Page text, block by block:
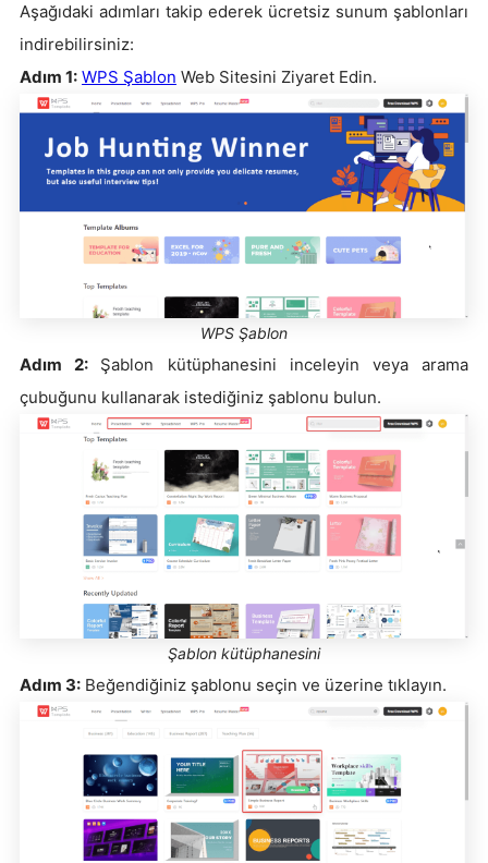
Aşağıdaki adımları takip ederek ücretsiz sunum şablonları
indirebilirsiniz:
Adım 1: WPS Şablon Web Sitesini Ziyaret Edin.
WPS Şablon
Adım 2: Şablon kütüphanesini inceleyin veya arama
çubuğunu kullanarak istediğiniz şablonu bulun.
Şablon kütüphanesini
Adım 3: Beğendiğiniz şablonu seçin ve üzerine tıklayın.